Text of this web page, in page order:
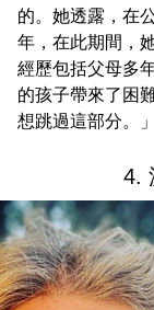
的。她透露，在
年，在此期間，
經歷包括父母多
的孩子帶來了困難
想跳過這部分。」
4.